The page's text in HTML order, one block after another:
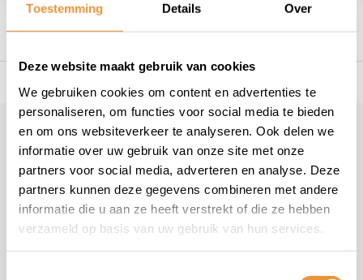
Toestemming Details Over
Deze website maakt gebruik van cookies
We gebruiken cookies om content en advertenties te
personaliseren, om functies voor social media te bieden
en om ons websiteverkeer te analyseren. Ook delen we
informatie over uw gebruik van onze site met onze
partners voor social media, adverteren en analyse. Deze
partners kunnen deze gegevens combineren met andere
informatie die u aan ze heeft verstrekt of die ze hebben
verzameld op basis van uw gebruik van hun services.
Klantenservice geopend
Veelgestelde vragen
+31 78 780 2330
info@artsloten.nl